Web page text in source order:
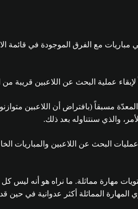
مع الفرق الموجودة في قائمة
عملية البحث عن اللاعبين قريبة من
والذي سنتناوله بعد ذلك.
البحث عن اللاعبين والمباريات
مهارة مماثلة. ما نراه هو أنه ليس
المماثلة أكثر عدوانية في حين قد